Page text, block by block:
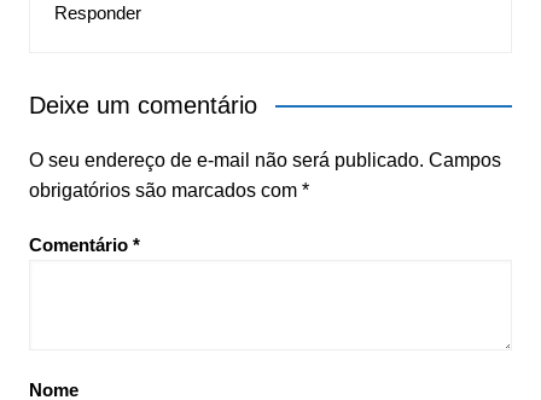
Responder
Deixe um comentário
O seu endereço de e-mail não será publicado. Campos
obrigatórios são marcados com *
Comentário *
Nome